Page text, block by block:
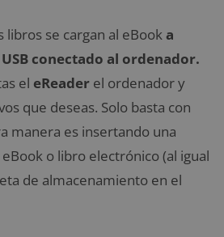
libros se cargan al eBook a
conectado al ordenador.
el eReader el ordenador y
que deseas. Solo basta con
manera es insertando una
eBook o libro electrónico (al igual
de almacenamiento en el